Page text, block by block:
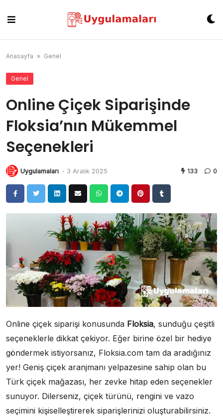
content
Anasayfa » Genel
Genel
Online Çiçek Siparişinde
Floksia’nın Mükemmel
Seçenekleri
Uygulamaları - 3 Aralık 2025 133 0
Online çiçek siparişi konusunda Floksia, sunduğu çeşitli
seçeneklerle dikkat çekiyor. Eğer birine özel bir hediye
göndermek istiyorsanız, Floksia.com tam da aradığınız
yer! Geniş çiçek aranjmanı yelpazesine sahip olan bu
Türk çiçek mağazası, her zevke hitap eden seçenekler
sunuyor. Dilerseniz, çiçek türünü, rengini ve vazo
seçimini kişiselleştirerek siparişlerinizi oluşturabilirsiniz.